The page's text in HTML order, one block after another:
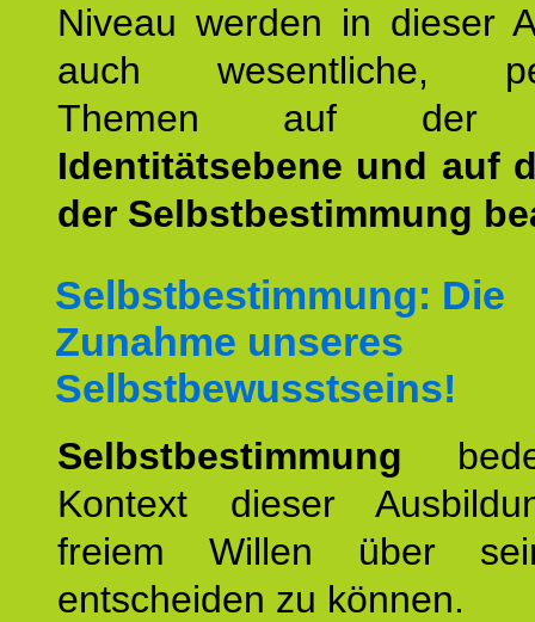
Niveau werden in dieser
auch wesentliche,
Themen auf
Identitätsebene und auf
der Selbstbestimmung
Selbstbestimmung: Die
Zunahme unseres
Selbstbewusstseins!
Selbstbestimmung
Kontext dieser
freiem Willen über
entscheiden zu können.